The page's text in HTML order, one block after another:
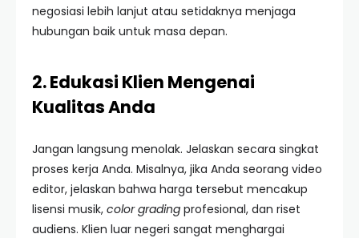
negosiasi lebih lanjut atau setidaknya menjaga
hubungan baik untuk masa depan.
2. Edukasi Klien Mengenai
Kualitas Anda
Jangan langsung menolak. Jelaskan secara singkat
proses kerja Anda. Misalnya, jika Anda seorang video
editor, jelaskan bahwa harga tersebut mencakup
lisensi musik, color grading profesional, dan riset
audiens. Klien luar negeri sangat menghargai